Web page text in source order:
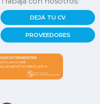
DEJÁ TU CV
PROVEEDORES